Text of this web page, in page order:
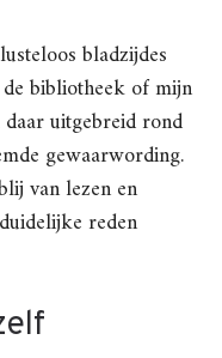
bladzijdes
bibliotheek of mijn
uitgebreid rond
gewaarwording.
van lezen en
reden